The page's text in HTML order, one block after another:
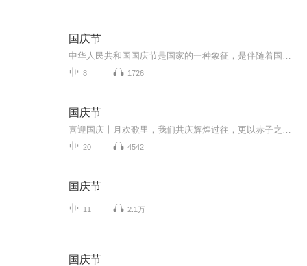
国庆节
8 1726
国庆节
20 4542
国庆节
11 2.1万
国庆节